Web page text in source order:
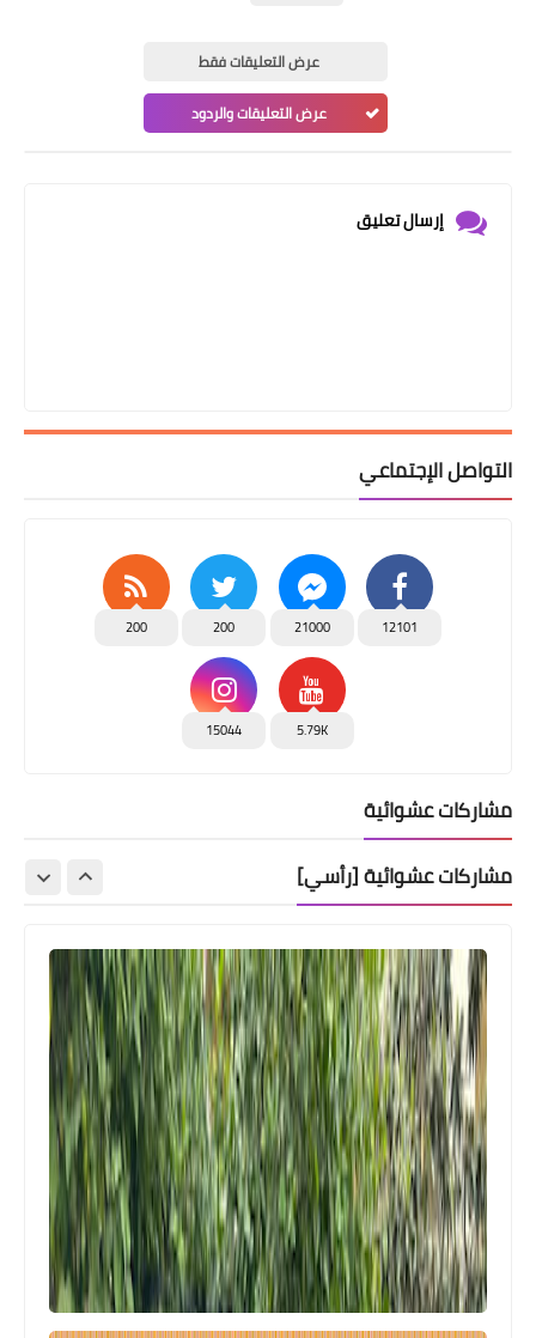
عرض التعليقات فقط
عرض التعليقات والردود
إرسال تعليق
التواصل الإجتماعي
12101
21000
200
200
5.79K
15044
مشاركات عشوائية
مشاركات عشوائية [رأسي]